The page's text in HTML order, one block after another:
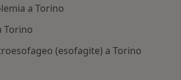
a Torino
Torino
(esofagite) a Torino